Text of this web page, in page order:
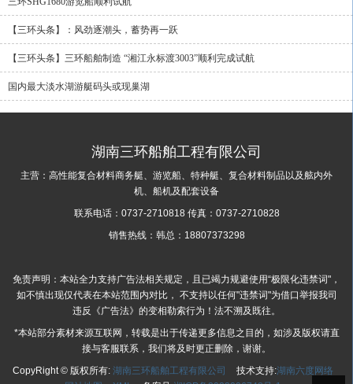
【三环头条】：风劲逐潮头，蓄势再一跃
【三环头条】三环船舶制造 “湘江永标渡3003”顺利完成试航
国内最大淡水湖游艇码头或现巢湖
湖南三环船舶工程有限公司
主营：高性能复合材料商务艇、游览船、特种艇、复合材料制品以及舷内外
机、船机及配套设备
联系电话：0737-2710818 传真：0737-2710828
销售热线：韩总：18807373298
免责声明：本站全力支持广告法相关规定，且已竭力规避使用“极限化违禁词"，
如不慎出现仅代表在本站范围内对比， 不支持以任何"违禁词"为借口举报我司
违反《广告法》的变相勒索行为！法不溯及既往。
*本站部分素材来源互联网，转载是出于传递更多信息之目的，如涉及版权请直
接与客服联系，我们将及时更正删除，谢谢。
CopyRight © 版权所有: 湖南三环船舶工程有限公司 技术支持:湖南六度网络